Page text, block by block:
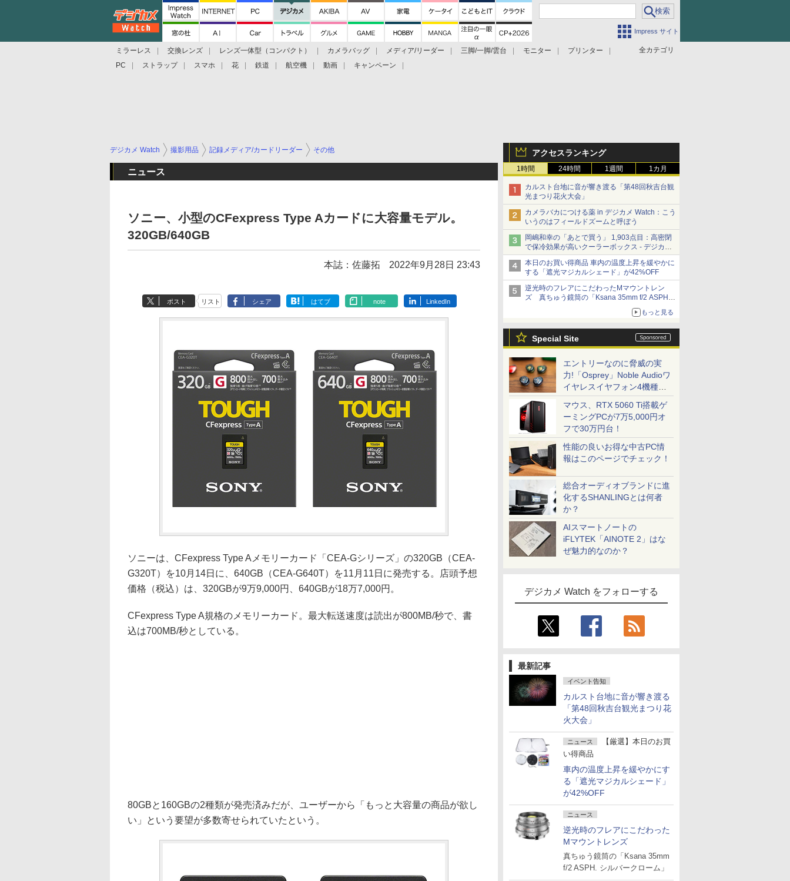
Impress サイト
全カテゴリ
ミラーレス 交換レンズ レンズ一体型（コンパクト） カメラバッグ メディア/リーダー 三脚/一脚/雲台 モニター
プリンター
PC
ストラップ スマホ 花 鉄道 航空機 動画 キャンペーン
アクセスランキング
1時間 24時間 1週間 1カ月
カルスト台地に音が響き渡る「第48回秋吉台観
光まつり花火大会」
カメラバカにつける薬 in デジカメ Watch：こう
いうのはフィールドズームと呼ぼう
岡嶋和幸の「あとで買う」 1,903点目：高密閉
で保冷効果が高いクーラーボックス - デジカメ
Watch
本日のお買い得商品 車内の温度上昇を緩やかに
する「遮光マジカルシェード」が42%OFF
逆光時のフレアにこだわったMマウントレン
ズ 真ちゅう鏡筒の「Ksana 35mm f/2 ASPH.
もっと見る
Special Site
エントリーなのに脅威の実
力!「Osprey」Noble Audioワ
イヤレスイヤフォン4機種を
一気に聴く
マウス、RTX 5060 Ti搭載ゲ
ーミングPCが7万5,000円オ
フで30万円台！
性能の良いお得な中古PC情
報はこのページでチェック！
総合オーディオブランドに進
化するSHANLINGとは何者
か？
AIスマートノートの
iFLYTEK「AINOTE 2」はな
ぜ魅力的なのか？
デジカメ Watch をフォローする
最新記事
イベント告知
カルスト台地に音が響き渡る
「第48回秋吉台観光まつり花
火大会」
ニュース
【厳選】本日のお買
い得商品
車内の温度上昇を緩やかにす
る「遮光マジカルシェード」
が42%OFF
ニュース
逆光時のフレアにこだわった
Mマウントレンズ
真ちゅう鏡筒の「Ksana 35mm
f/2 ASPH. シルバークローム」
デジカメ Watch 撮影用品 記録メディア/カードリーダー その他
ニュース
ソニー、小型のCFexpress Type Aカードに大容量モデル。
320GB/640GB
本誌：佐藤拓 2022年9月28日 23:43
ポスト リスト シェア はてブ note LinkedIn
ソニーは、CFexpress Type Aメモリーカード「CEA-Gシリーズ」の320GB（CEA-
G320T）を10月14日に、640GB（CEA-G640T）を11月11日に発売する。店頭予想
価格（税込）は、320GBが9万9,000円、640GBが18万7,000円。
CFexpress Type A規格のメモリーカード。最大転送速度は読出が800MB/秒で、書
込は700MB/秒としている。
80GBと160GBの2種類が発売済みだが、ユーザーから「もっと大容量の商品が欲し
い」という要望が多数寄せられていたという。